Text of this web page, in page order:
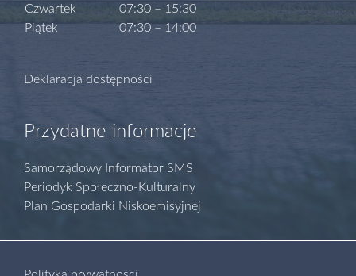
Czwartek
Piątek
07:30 – 15:30
07:30 – 14:00
Deklaracja dostępności
Przydatne informacje
Samorządowy Informator SMS
Periodyk Społeczno-Kulturalny
Plan Gospodarki Niskoemisyjnej